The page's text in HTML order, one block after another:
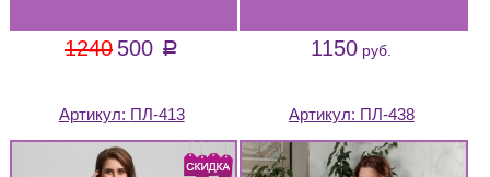
1240 500 a 1150 руб.
Артикул: ПЛ-413 Артикул: ПЛ-438